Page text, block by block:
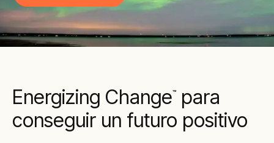
Energizing Change™
para
conseguir un futuro positivo